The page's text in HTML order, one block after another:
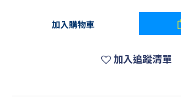
加入購物車
加入追蹤清單